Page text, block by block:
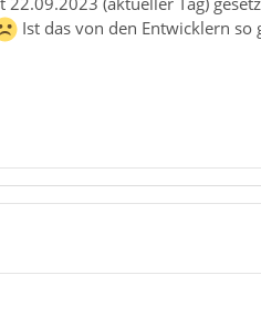
Ist das von den Entwicklern so